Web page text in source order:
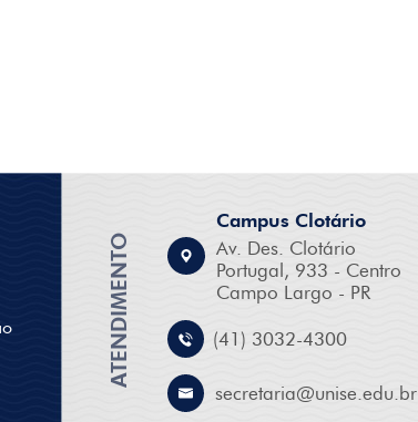
ATENDIMENTO
Campus Clotário
Av. Des. Clotário
Portugal, 933 - Centro
Campo Largo - PR
(41) 3032-4300
secretaria@unise.edu.br